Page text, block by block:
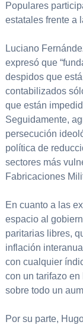
Populares
estatales frente a
Luciano
expresó que
despidos que
contabilizados
que están
Seguidamente,
persecución
política de
sectores más
Fabricaciones
En cuanto a las
espacio al
paritarias libres,
inflación
con cualquier
con un tarifazo
sobre todo un
Por su parte,